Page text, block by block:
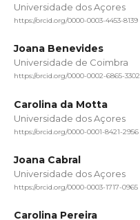
Universidade dos Açores
https://orcid.org/0000-0003-4453-8139
Joana Benevides
Universidade de Coimbra
https://orcid.org/0000-0002-6865-3302
Carolina da Motta
Universidade dos Açores
https://orcid.org/0000-0001-8421-2956
Joana Cabral
Universidade dos Açores
https://orcid.org/0000-0003-1717-0965
Carolina Pereira